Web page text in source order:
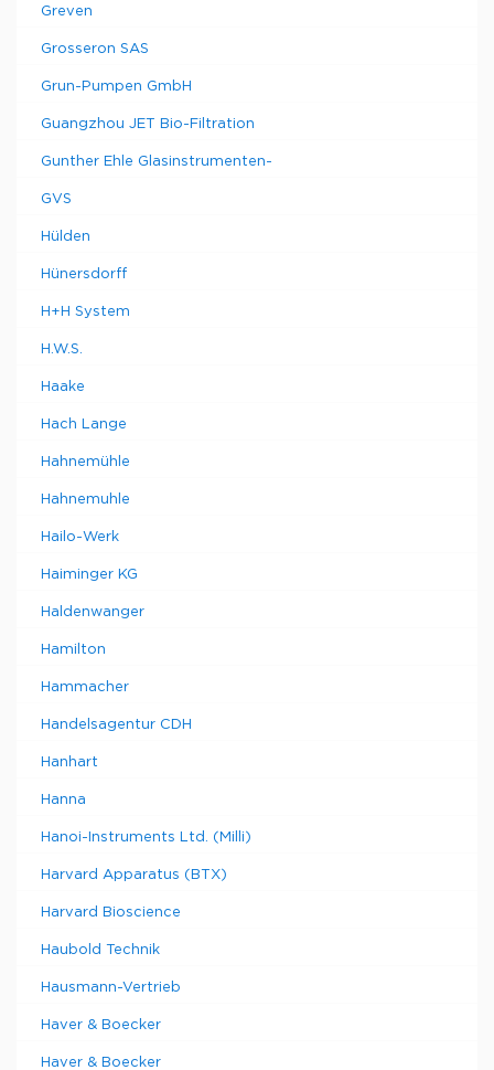
Greven
Grosseron SAS
Grun-Pumpen GmbH
Guangzhou JET Bio-Filtration
Gunther Ehle Glasinstrumenten-
GVS
Hülden
Hünersdorff
H+H System
H.W.S.
Haake
Hach Lange
Hahnemühle
Hahnemuhle
Hailo-Werk
Haiminger KG
Haldenwanger
Hamilton
Hammacher
Handelsagentur CDH
Hanhart
Hanna
Hanoi-Instruments Ltd. (Milli)
Harvard Apparatus (BTX)
Harvard Bioscience
Haubold Technik
Hausmann-Vertrieb
Haver & Boecker
Haver & Boecker